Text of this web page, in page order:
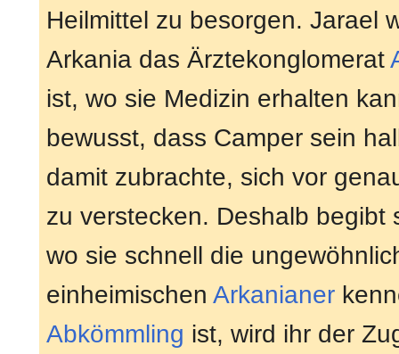
Heilmittel zu besorgen. Jarael
Arkania das Ärztekonglomerat
ist, wo sie Medizin erhalten
bewusst, dass Camper sein
damit zubrachte, sich vor
zu verstecken. Deshalb begibt
wo sie schnell die
einheimischen Arkanianer
Abkömmling ist, wird ihr der